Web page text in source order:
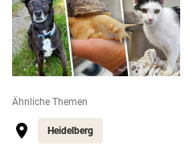
Ähnliche Themen
Heidelberg